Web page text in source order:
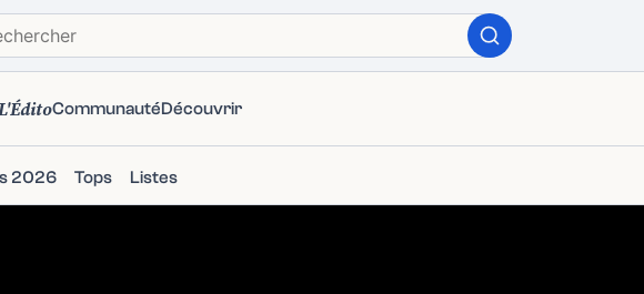
CommunautéDécouvrir
2026 Tops Listes